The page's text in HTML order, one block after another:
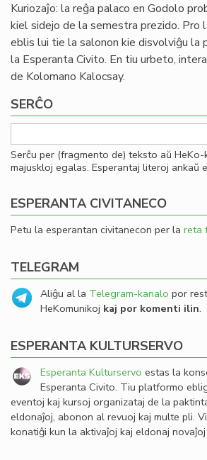
Kuriozaĵo: la reĝa palaco en Godolo
kiel sidejo de la semestra prezido. Pro
eblis lui tie la salonon kie disvolviĝu la
la Esperanta Civito. En tiu urbeto,
de Kolomano Kalocsay.
SERĈO
Serĉu per (fragmento de) teksto aŭ
majuskloj egalas. Esperantaj literoj ankaŭ
ESPERANTA CIVITANECO
Petu la esperantan civitanecon per la reta
TELEGRAM
Aliĝu al la Telegram-kanalo por
HeKomunikoj kaj por komenti ilin.
ESPERANTA KULTURSERVO
Esperanta Kulturservo estas la
Esperanta Civito. Tiu platformo
eventoj kaj kursoj organizataj de la
eldonaĵoj, abonon al revuoj kaj multe pli.
konatiĝi kun la aktivaĵoj kaj eldonaj